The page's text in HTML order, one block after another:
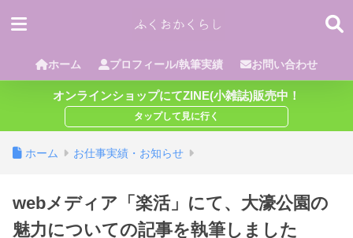
ホーム プロフィール/執筆実績 お問い合わせ
オンラインショップにてZINE(小雑誌)販売中！
ホーム お仕事実績・お知らせ
webメディア「楽活」にて、大濠公園の
魅力についての記事を執筆しました